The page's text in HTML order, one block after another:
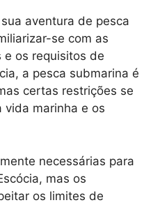
aventura de pesca
se com as
e os requisitos de
a pesca submarina é
certas restrições se
vida marinha e os
necessárias para
mas os
os limites de